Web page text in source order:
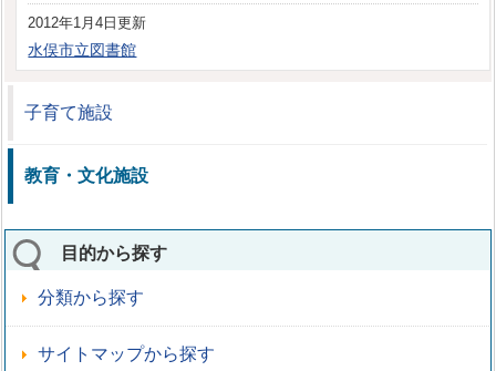
2012年1月4日更新
水俣市立図書館
子育て施設
教育・文化施設
目的から探す
分類から探す
サイトマップから探す